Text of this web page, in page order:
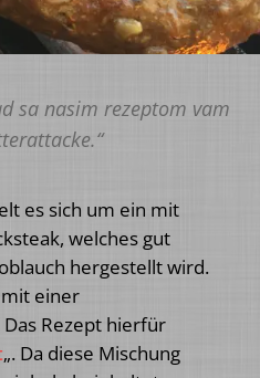
sa nasim rezeptom vam
es sich um ein mit
welches gut
hergestellt wird.
einer
Das Rezept hierfür
„. Da diese Mischung